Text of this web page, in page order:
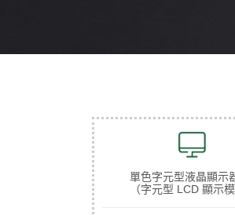
單色字元型液晶顯示
（字元型 LCD 顯示模